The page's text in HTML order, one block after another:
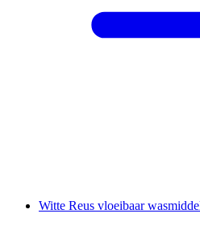
Witte Reus vloeibaar